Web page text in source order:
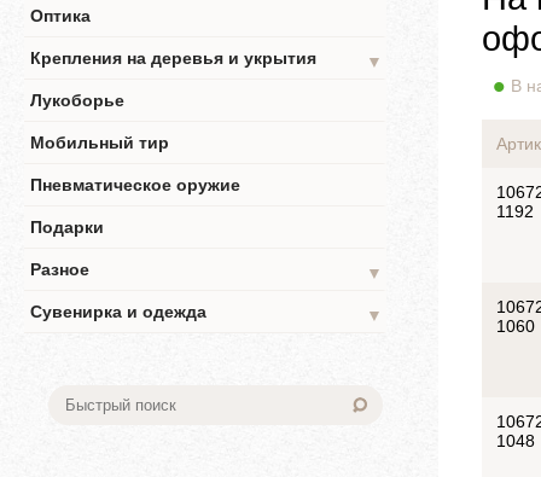
Оптика
Крепления на деревья и укрытия
▼
Лукоборье
Мобильный тир
Пневматическое оружие
Подарки
Разное
▼
Сувенирка и одежда
▼
В
1192
1060
1048